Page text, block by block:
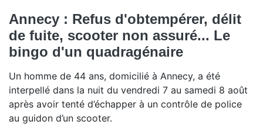
Annecy : Refus d'obtempérer, délit
de fuite, scooter non assuré... Le
bingo d'un quadragénaire
Un homme de 44 ans, domicilié à Annecy, a été
interpellé dans la nuit du vendredi 7 au samedi 8 août
après avoir tenté d’échapper à un contrôle de police
au guidon d’un scooter.